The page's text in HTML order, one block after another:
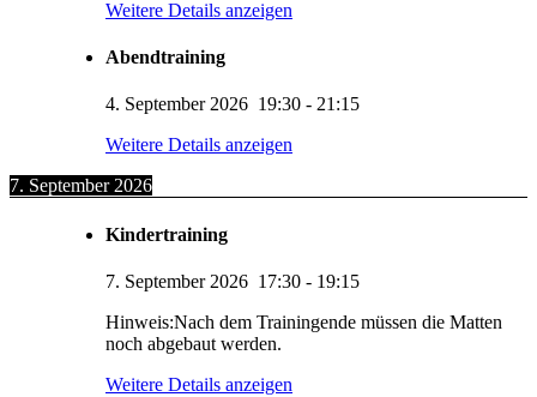
Weitere Details anzeigen
Abendtraining
4. September 2026 19:30 - 21:15
Weitere Details anzeigen
7. September 2026
Kindertraining
7. September 2026 17:30 - 19:15
Hinweis:Nach dem Trainingende müssen die Matten
noch abgebaut werden.
Weitere Details anzeigen